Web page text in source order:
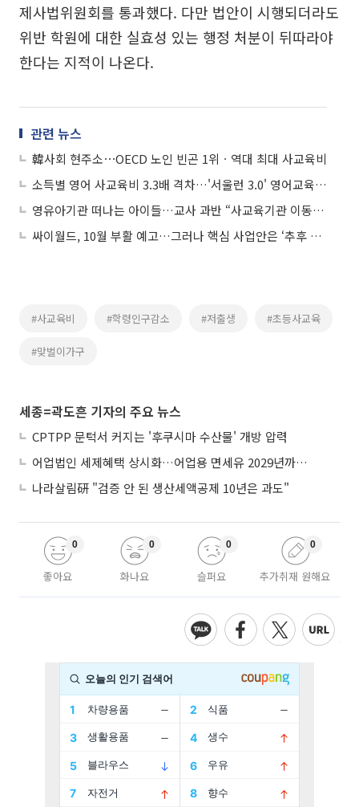
제사법위원회를 통과했다. 다만 법안이 시행되더라도
위반 학원에 대한 실효성 있는 행정 처분이 뒤따라야
한다는 지적이 나온다.
관련 뉴스
韓사회 현주소⋯OECD 노인 빈곤 1위ㆍ역대 최대 사교육비
소득별 영어 사교육비 3.3배 격차…'서울런 3.0' 영어교육으로 해소
영유아기관 떠나는 아이들…교사 과반 “사교육기관 이동 봤다”
싸이월드, 10월 부활 예고…그러나 핵심 사업안은 ‘추후 공개’
#사교육비 #학령인구감소 #저출생 #초등사교육
#맞벌이가구
세종=곽도흔 기자의 주요 뉴스
CPTPP 문턱서 커지는 '후쿠시마 수산물' 개방 압력
어업법인 세제혜택 상시화…어업용 면세유 2029년까지 연장
나라살림硏 "검증 안 된 생산세액공제 10년은 과도"
좋아요
0
화나요
0
슬퍼요
0
추가취재 원해요
0